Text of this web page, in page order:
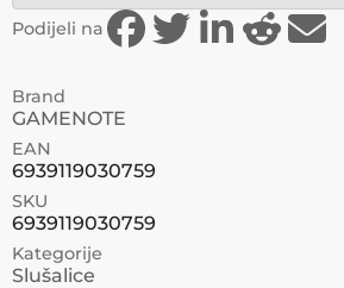
Podijeli na
Brand
GAMENOTE
EAN
6939119030759
SKU
6939119030759
Kategorije
Slušalice